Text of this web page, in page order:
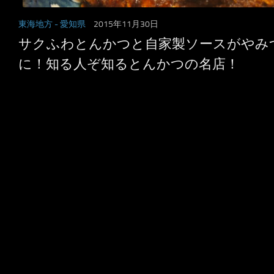
東海地方 - 愛知県 2015年11月30日
サクふわとんかつと自家製ソースがやみ
に！知る人ぞ知るとんかつの名店！